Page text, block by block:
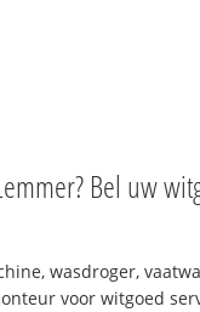
Bel uw
wasdroger,
voor witgoed